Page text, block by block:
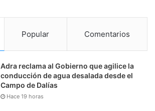
Popular Comentarios
Adra reclama al Gobierno que agilice la
conducción de agua desalada desde el
Campo de Dalías
Hace 19 horas